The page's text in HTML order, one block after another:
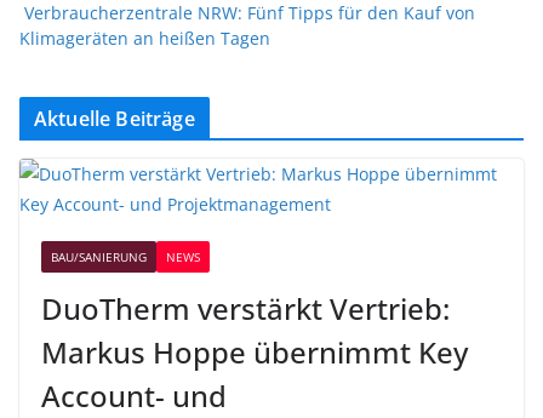
Verbraucherzentrale NRW: Fünf Tipps für den Kauf von
Klimageräten an heißen Tagen
Aktuelle Beiträge
BAU/SANIERUNG NEWS
DuoTherm verstärkt Vertrieb:
Markus Hoppe übernimmt Key
Account- und